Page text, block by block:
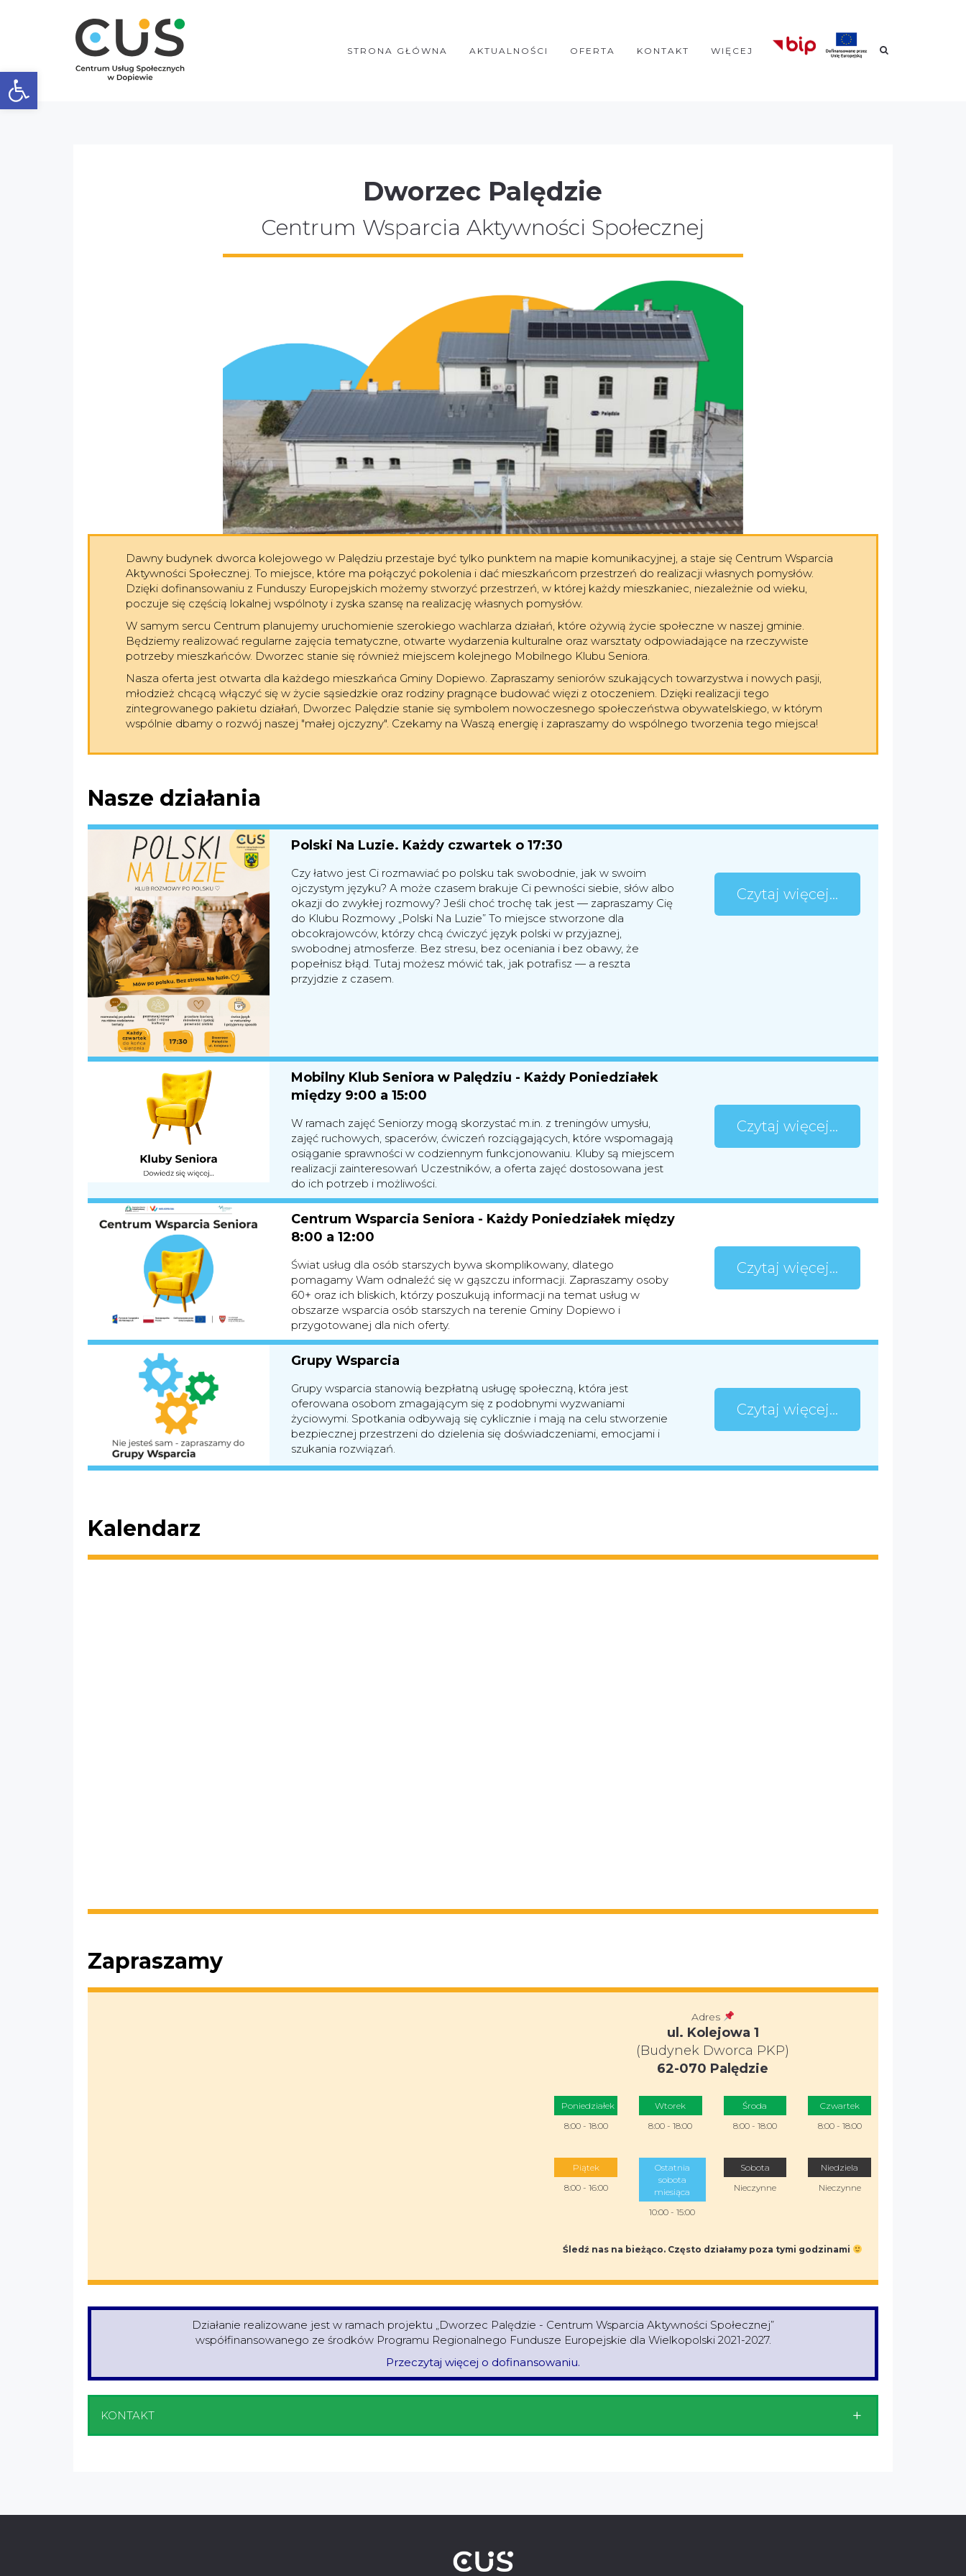
Otwórz pasek narzędzi
STRONA GŁÓWNA AKTUALNOŚCI OFERTA KONTAKT WIĘCEJ
Dworzec Palędzie
Centrum Wsparcia Aktywności Społecznej
Dawny budynek dworca kolejowego w Palędziu przestaje być tylko punktem na mapie komunikacyjnej, a staje się Centrum Wsparcia
Aktywności Społecznej. To miejsce, które ma połączyć pokolenia i dać mieszkańcom przestrzeń do realizacji własnych pomysłów.
Dzięki dofinansowaniu z Funduszy Europejskich możemy stworzyć przestrzeń, w której każdy mieszkaniec, niezależnie od wieku,
poczuje się częścią lokalnej wspólnoty i zyska szansę na realizację własnych pomysłów.
W samym sercu Centrum planujemy uruchomienie szerokiego wachlarza działań, które ożywią życie społeczne w naszej gminie.
Będziemy realizować regularne zajęcia tematyczne, otwarte wydarzenia kulturalne oraz warsztaty odpowiadające na rzeczywiste
potrzeby mieszkańców. Dworzec stanie się również miejscem kolejnego Mobilnego Klubu Seniora.
Nasza oferta jest otwarta dla każdego mieszkańca Gminy Dopiewo. Zapraszamy seniorów szukających towarzystwa i nowych pasji,
młodzież chcącą włączyć się w życie sąsiedzkie oraz rodziny pragnące budować więzi z otoczeniem. Dzięki realizacji tego
zintegrowanego pakietu działań, Dworzec Palędzie stanie się symbolem nowoczesnego społeczeństwa obywatelskiego, w którym
wspólnie dbamy o rozwój naszej "małej ojczyzny". Czekamy na Waszą energię i zapraszamy do wspólnego tworzenia tego miejsca!
Nasze działania
Polski Na Luzie. Każdy czwartek o17:30
Czy łatwo jest Ci rozmawiać po polsku tak swobodnie, jak w swoim
ojczystym języku? A może czasem brakuje Ci pewności siebie, słów albo
okazji do zwykłej rozmowy? Jeśli choć trochę tak jest — zapraszamy Cię
do Klubu Rozmowy „Polski Na Luzie” To miejsce stworzone dla
obcokrajowców, którzy chcą ćwiczyć język polski w przyjaznej,
swobodnej atmosferze. Bez stresu, bez oceniania i bez obawy, że
popełnisz błąd. Tutaj możesz mówić tak, jak potrafisz — a reszta
przyjdzie z czasem.
Czytaj więcej...
Mobilny Klub Seniora w Palędziu - Każdy Poniedziałek
między 9:00 a 15:00
W ramach zajęć Seniorzy mogą skorzystać m.in. z treningów umysłu,
zajęć ruchowych, spacerów, ćwiczeń rozciągających, które wspomagają
osiąganie sprawności w codziennym funkcjonowaniu. Kluby są miejscem
realizacji zainteresowań Uczestników, a oferta zajęć dostosowana jest
do ich potrzeb i możliwości.
Czytaj więcej...
Centrum Wsparcia Seniora - Każdy Poniedziałek między
8:00 a 12:00
Świat usług dla osób starszych bywa skomplikowany, dlatego
pomagamy Wam odnaleźć się w gąszczu informacji. Zapraszamy osoby
60+ oraz ich bliskich, którzy poszukują informacji na temat usług w
obszarze wsparcia osób starszych na terenie Gminy Dopiewo i
przygotowanej dla nich oferty.
Czytaj więcej...
Grupy Wsparcia
Grupy wsparcia stanowią bezpłatną usługę społeczną, która jest
oferowana osobom zmagającym się z podobnymi wyzwaniami
życiowymi. Spotkania odbywają się cyklicznie i mają na celu stworzenie
bezpiecznej przestrzeni do dzielenia się doświadczeniami, emocjami i
szukania rozwiązań.
Czytaj więcej...
Kalendarz
Zapraszamy
Adres
ul. Kolejowa 1
(Budynek Dworca PKP)
62-070 Palędzie
Poniedziałek
8:00 - 18:00
Wtorek
8:00 - 18:00
Środa
8:00 - 18:00
Czwartek
8:00 - 18:00
Piątek
8:00 - 16:00
Ostatnia
sobota
miesiąca
10:00 - 15:00
Sobota
Nieczynne
Niedziela
Nieczynne
Śledź nas na bieżąco. Często działamy poza tymi godzinami
Działanie realizowane jest w ramach projektu „Dworzec Palędzie - Centrum Wsparcia Aktywności Społecznej”
współfinansowanego ze środków Programu Regionalnego Fundusze Europejskie dla Wielkopolski 2021-2027.
Przeczytaj więcej o dofinansowaniu.
KONTAKT